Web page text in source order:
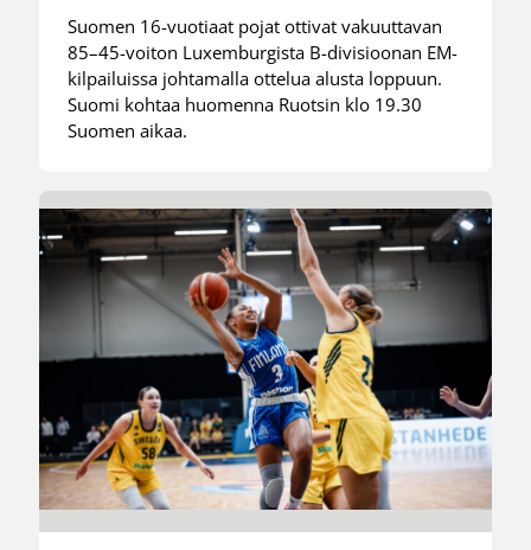
Suomen 16-vuotiaat pojat ottivat vakuuttavan
85–45-voiton Luxemburgista B-divisioonan EM-
kilpailuissa johtamalla ottelua alusta loppuun.
Suomi kohtaa huomenna Ruotsin klo 19.30
Suomen aikaa.